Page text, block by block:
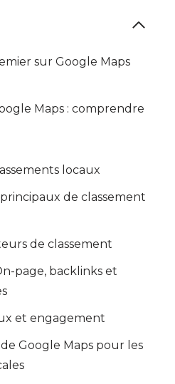
sur Google Maps
Maps : comprendre
locaux
de classement
de classement
page, backlinks et
et engagement
Google Maps pour les